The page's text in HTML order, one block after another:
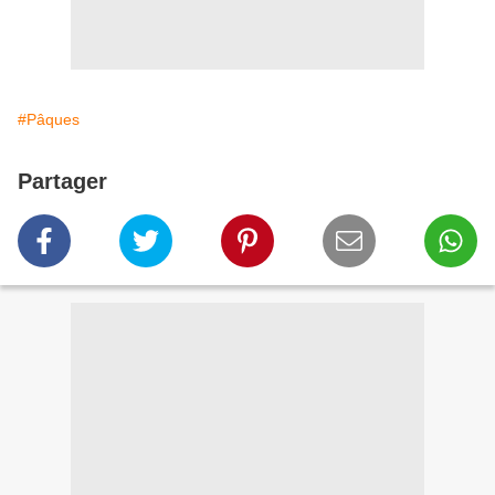
#Pâques
Partager